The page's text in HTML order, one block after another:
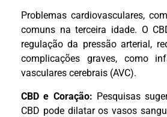
Problemas cardiovasculares,
comuns na terceira idade. O
regulação da pressão arterial,
complicações graves, como
vasculares cerebrais (AVC).
CBD e Coração: Pesquisas
CBD pode dilatar os vasos